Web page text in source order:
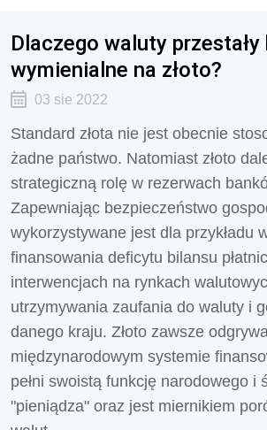
Dlaczego waluty przestały
wymienialne na złoto?
03 sie 2022
Standard złota nie jest obecnie
żadne państwo. Natomiast złoto
strategiczną rolę w rezerwach
Zapewniając bezpieczeństwo
wykorzystywane jest dla przykładu
finansowania deficytu bilansu
interwencjach na rynkach
utrzymywania zaufania do waluty i
danego kraju. Złoto zawsze
międzynarodowym systemie
pełni swoistą funkcję narodowego i
"pieniądza" oraz jest miernikiem